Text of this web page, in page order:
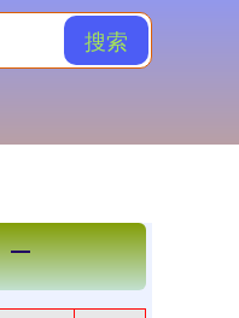
搜索